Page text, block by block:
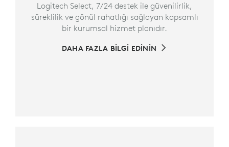
Logitech Select, 7/24 destek ile güvenilirlik,
süreklilik ve gönül rahatlığı sağlayan kapsamlı
bir kurumsal hizmet planıdır.
DAHA FAZLA BİLGİ EDİNİN